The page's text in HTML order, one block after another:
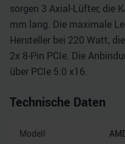
sorgen 3 Axial-Lüfter, die
mm lang. Die maximale
Hersteller bei 220 Watt,
2x 8-Pin PCIe. Die
über PCIe 5.0 x16.
Technische Daten
Modell